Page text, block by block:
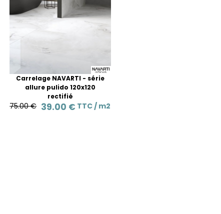
Carrelage NAVARTI - série
allure pulido 120x120
rectifié
75.00 € 39.00 € TTC / m2